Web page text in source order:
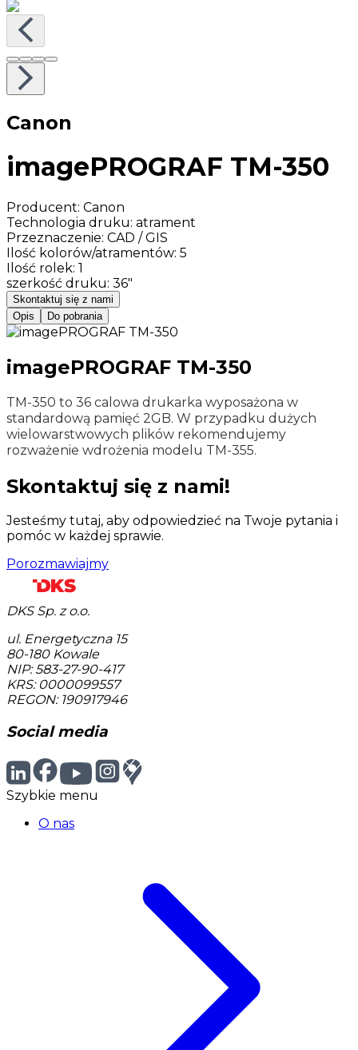
Canon
imagePROGRAF TM-350
Producent: Canon
Technologia druku: atrament
Przeznaczenie: CAD / GIS
Ilość kolorów/atramentów: 5
Ilość rolek: 1
szerkość druku: 36"
Skontaktuj się z nami
Opis
Do pobrania
imagePROGRAF TM-350
TM-350 to 36 calowa drukarka wyposażona w
standardową pamięć 2GB. W przypadku dużych
wielowarstwowych plików rekomendujemy
rozważenie wdrożenia modelu TM-355.
Skontaktuj się z nami!
Jesteśmy tutaj, aby odpowiedzieć na Twoje pytania i
pomóc w każdej sprawie.
Porozmawiajmy
DKS Sp. z o.o.
ul. Energetyczna 15
80-180 Kowale
NIP: 583-27-90-417
KRS: 0000099557
REGON: 190917946
Social media
Szybkie menu
O nas